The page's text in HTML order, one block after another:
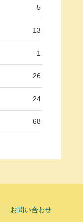
5
13
1
26
24
68
お問い合わせ